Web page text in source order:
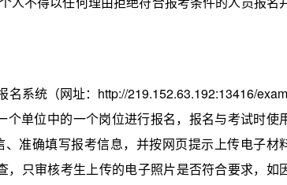
系统（网址：http://219.152.63.192:13416/
单位中的一个岗位进行报名，报名与考试时使
准确填写报考信息，并按网页提示上传电子材
，只审核考生上传的电子照片是否符合要求，如